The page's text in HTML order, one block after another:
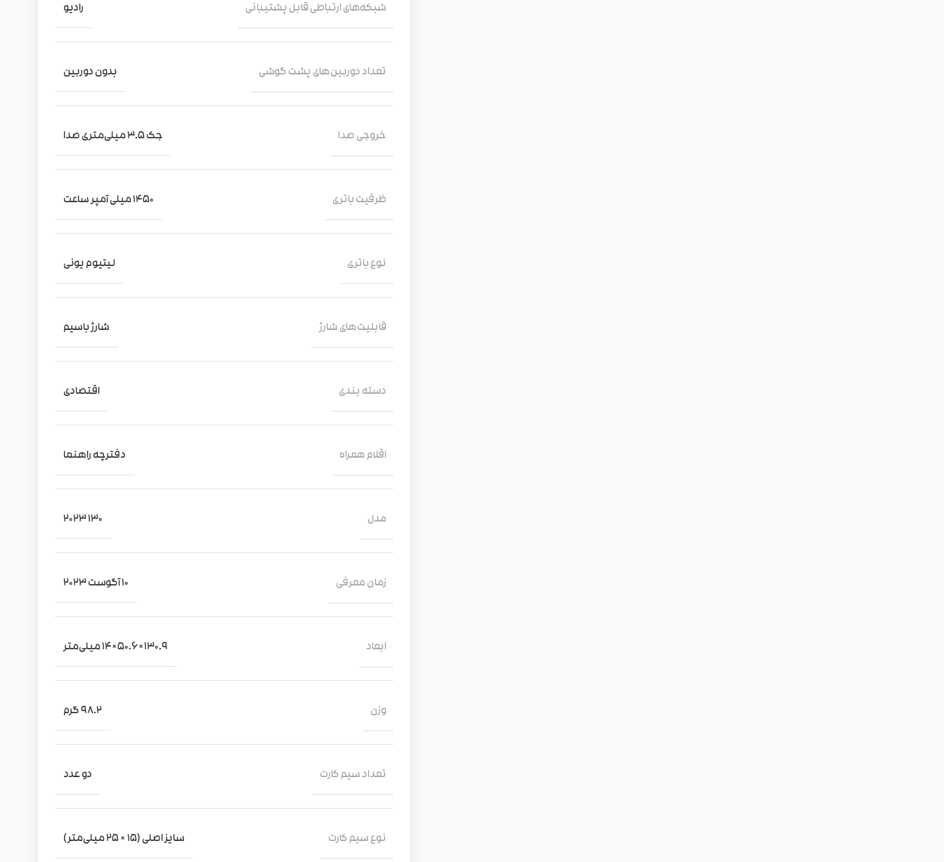
شبکه‌های ارتباطی قابل پشتیبانی رادیو
تعداد دوربین‌های پشت گوشی بدون دوربین
خروجی صدا جک 3.5 میلی‌متری صدا
ظرفیت باتری 1450 میلی آمپر ساعت
نوع باتری لیتیوم یونی
قابلیت‌های شارژ شارژ باسیم
دسته ‌بندی اقتصادی
اقلام همراه دفترچه‌ راهنما
مدل 130 2023
زمان معرفی 10 آگوست 2023
ابعاد 130.9×50.6×14 میلی‌متر
وزن 98.2 گرم
تعداد سیم کارت دو عدد
نوع سیم کارت سایز اصلی (15 × 25 میلی‌متر)